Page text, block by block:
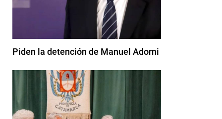
Piden la detención de Manuel Adorni